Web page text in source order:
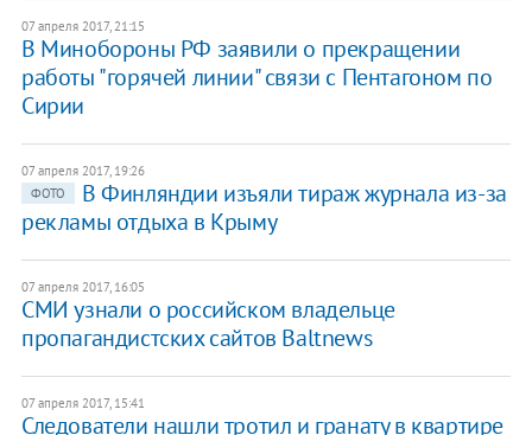
07 апреля 2017, 21:15
В Минобороны РФ заявили о прекращении
работы "горячей линии" связи с Пентагоном по
Сирии
07 апреля 2017, 19:26
ФОТО
В Финляндии изъяли тираж журнала из-за
рекламы отдыха в Крыму
07 апреля 2017, 16:05
СМИ узнали о российском владельце
пропагандистских сайтов Baltnews
07 апреля 2017, 15:41
Следователи нашли тротил и гранату в квартире